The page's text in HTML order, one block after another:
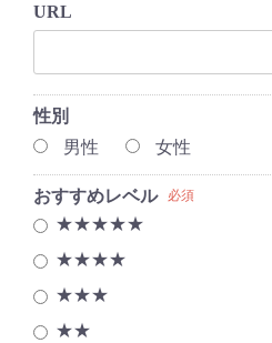
URL
性別
男性
女性
おすすめレベル 必須
★★★★★
★★★★
★★★
★★